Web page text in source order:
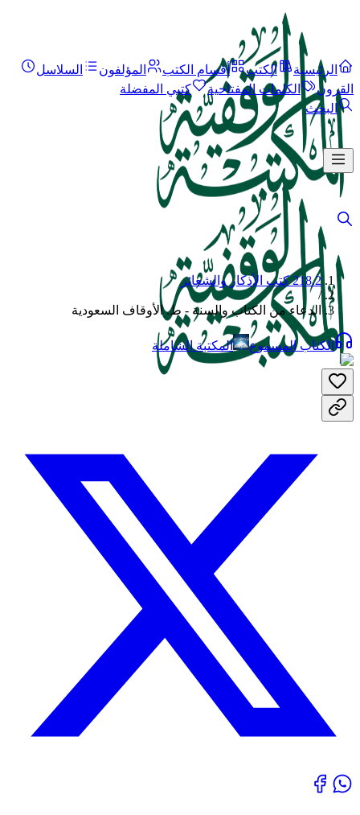
الرئيسية الكتب أقسام الكتب المؤلفون
السلاسل
القرون
الكلمات المفتاحية
كتبي المفضلة
البحث
218.2 كتب الأذكار والشعائر
/
الدعاء من الكتاب والسنة - ط. الأوقاف السعودية
الكتاب المسموع المكتبة الشاملة